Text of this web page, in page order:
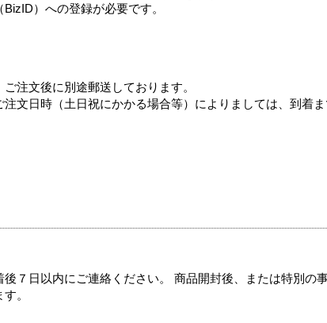
）への登録が必要です。
注文後に別途郵送しております。
文日時（土日祝にかかる場合等）によりましては、到着
７日以内にご連絡ください。 商品開封後、または特別の
。